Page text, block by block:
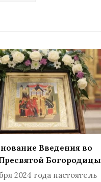
Введения во
Богородицы
2024 года настоятель